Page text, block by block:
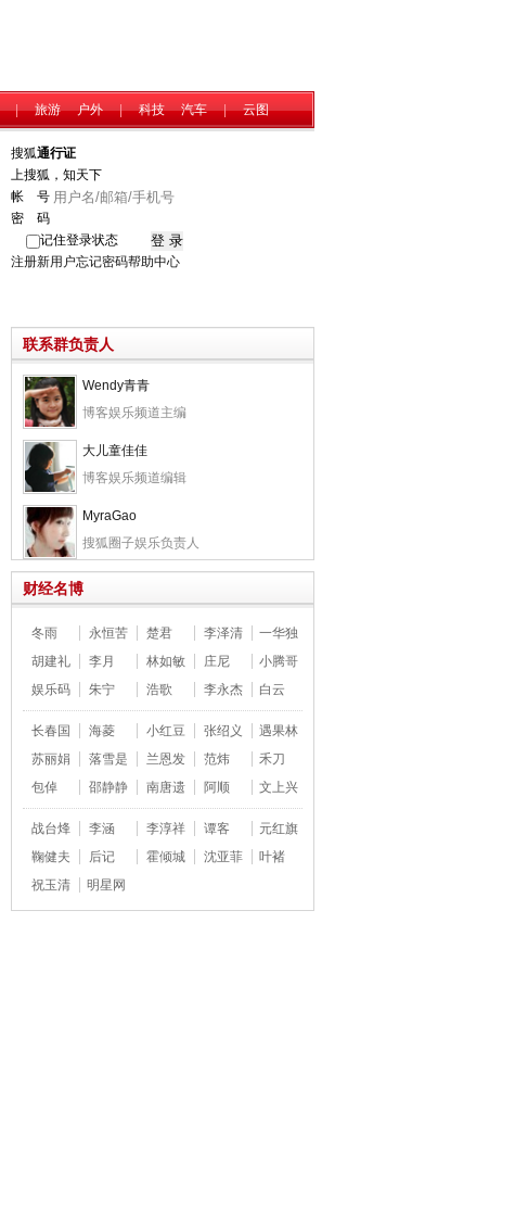
| 旅游 户外 | 科技 汽车 | 云图
搜狐通行证
上搜狐，知天下
帐 号
密 码
记住登录状态
注册新用户忘记密码帮助中心
联系群负责人
Wendy青青
博客娱乐频道主编
大儿童佳佳
博客娱乐频道编辑
MyraGao
搜狐圈子娱乐负责人
财经名博
冬雨 永恒苦 楚君 李泽清
一华独
胡建礼
李月 林如敏 庄尼
小腾哥
娱乐码
朱宁 浩歌 李永杰 白云
长春国 海菱 小红豆 张绍义
遇果林
苏丽娟
落雪是 兰恩发 范炜
禾刀
包倬
邵静静 南唐遗 阿顺 文上兴
战台烽 李涵 李淳祥 谭客
元红旗
鞠健夫
后记 霍倾城 沈亚菲
叶褚
祝玉清
明星网